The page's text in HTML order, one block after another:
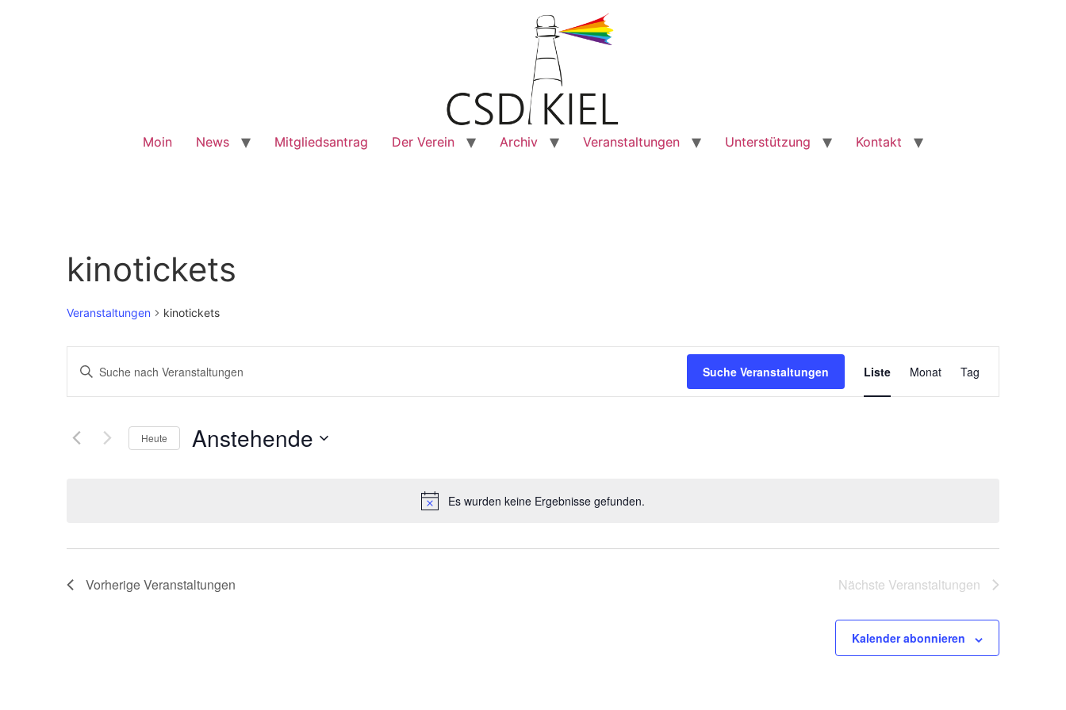
Moin News Mitgliedsantrag Der Verein Archiv Veranstaltungen Unterstützung Kontakt
Notice
Es wurden keine Ergebnisse gefunden.
kinotickets
Veranstaltungen kinotickets
Veranstaltungen
Suche
Ansichten,
Bitte
Schlüsselwort
Suche
Veranstaltungen
Schlüsselwort.
Suche Veranstaltungen
Ansichten-
Liste Monat Tag
Heute Anstehende
VorherigeVeranstaltungen Nächste Veranstaltungen
Kalender abonnieren